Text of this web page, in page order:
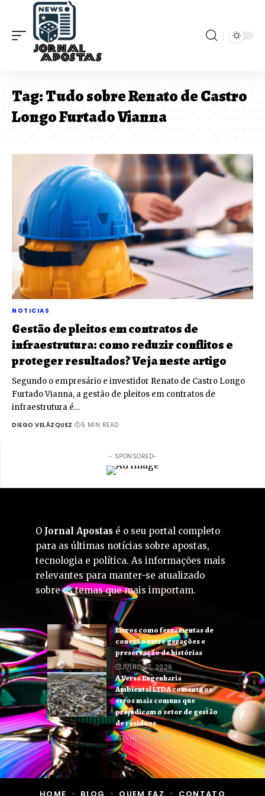
Tag:Tudo sobre Renato de Castro
Longo Furtado Vianna
NOTICIAS
Gestão de pleitos em contratos de
infraestrutura: como reduzir conflitos e
proteger resultados? Veja neste artigo
Segundo o empresário e investidor Renato de Castro Longo
Furtado Vianna, a gestão de pleitos em contratos de
infraestrutura é…
DIEGO VELÁZQUEZ 5 MIN READ
- SPONSORED-
O Jornal Apostas é o seu portal completo
para as últimas notícias sobre apostas,
tecnologia e política. As informações mais
relevantes para manter-se atualizado
sobre os temas que mais importam.
Livros como ferramentas de
conexão entre gerações e
preservação de histórias
JULHO 27, 2026
A Versa Engenharia
Ambiental LTDA comenta os
erros mais comuns que
prejudicam o setor de gestão
de resíduos
JULHO 15, 2026